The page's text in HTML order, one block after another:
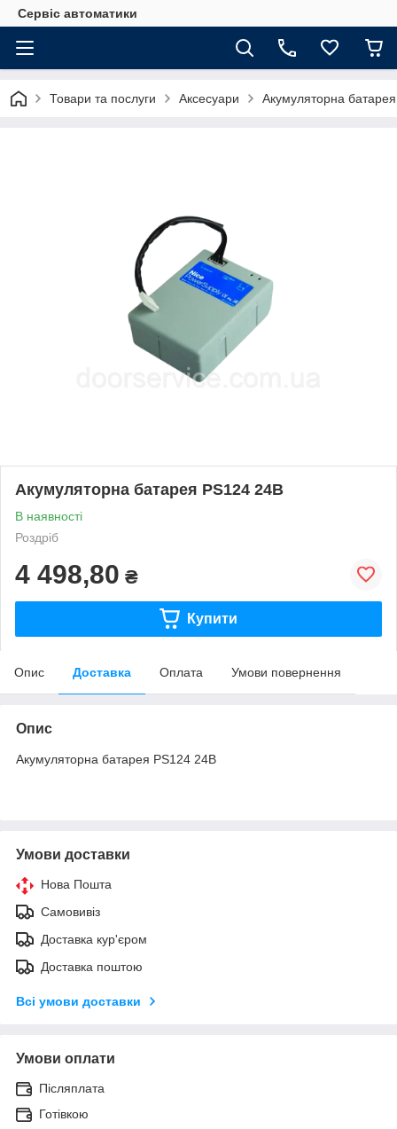
Сервіс автоматики
Товари та послуги Аксесуари Акумуляторна
Акумуляторна батарея PS124 24В
В наявності
Роздріб
4 498,80 ₴
Купити
Опис Доставка Оплата Умови повернення
Опис
Акумуляторна батарея PS124 24В
Умови доставки
Нова Пошта
Самовивіз
Доставка кур'єром
Доставка поштою
Всі умови доставки
Умови оплати
Післяплата
Готівкою